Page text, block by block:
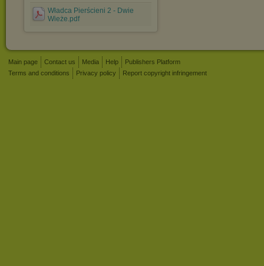
Władca Pierścieni 2 - Dwie
Wieże.pdf
Main page Contact us Media Help
Publishers Platform
Terms and conditions
Privacy policy Report copyright infringement